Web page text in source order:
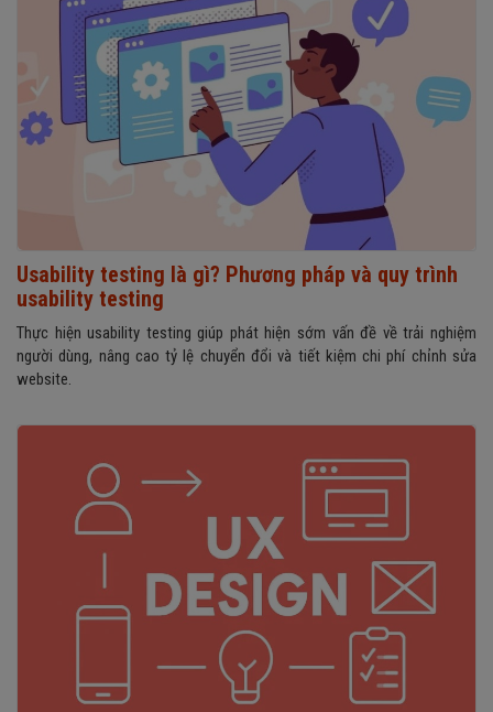
Usability testing là gì? Phương pháp và quy trình
usability testing
Thực hiện usability testing giúp phát hiện sớm vấn đề về trải nghiệm
người dùng, nâng cao tỷ lệ chuyển đổi và tiết kiệm chi phí chỉnh sửa
website.